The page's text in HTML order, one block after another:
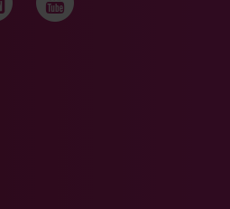
på facebook
oss på
Följ oss på